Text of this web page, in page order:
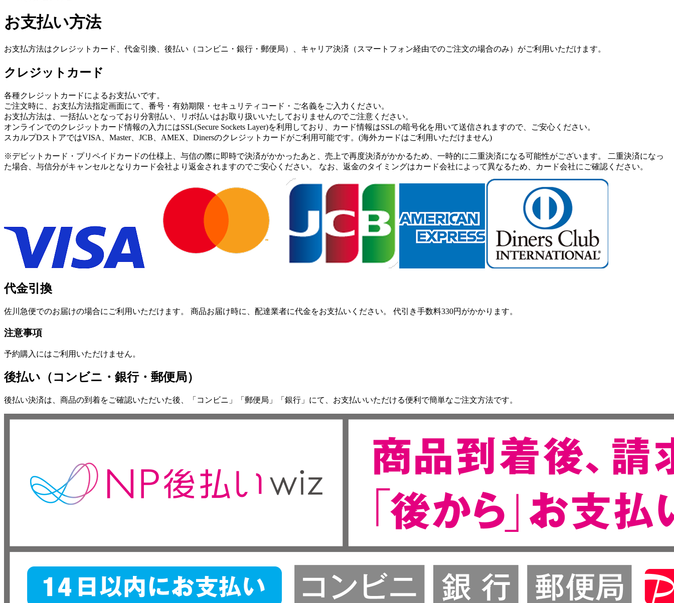
お支払い方法
お支払方法はクレジットカード、代金引換、後払い（コンビニ・銀行・郵便局）、キャリア決済（スマートフォン経由でのご注文の場合のみ）がご利用いただけます。
クレジットカード
各種クレジットカードによるお支払いです。
ご注文時に、お支払方法指定画面にて、番号・有効期限・セキュリティコード・ご名義をご入力ください。
お支払方法は、一括払いとなっており分割払い、リボ払いはお取り扱いいたしておりませんのでご注意ください。
オンラインでのクレジットカード情報の入力にはSSL(Secure Sockets Layer)を利用しており、カード情報はSSLの暗号化を用いて送信されますので、ご安心ください。
スカルプDストアではVISA、Master、JCB、AMEX、Dinersのクレジットカードがご利用可能です。(海外カードはご利用いただけません)
※デビットカード・プリペイドカードの仕様上、与信の際に即時で決済がかかったあと、売上で再度決済がかかるため、一時的に二重決済になる可能性がございます。 二重決済になっ
た場合、与信分がキャンセルとなりカード会社より返金されますのでご安心ください。 なお、返金のタイミングはカード会社によって異なるため、カード会社にご確認ください。
代金引換
佐川急便でのお届けの場合にご利用いただけます。 商品お届け時に、配達業者に代金をお支払いください。 代引き手数料330円がかかります。
注意事項
予約購入にはご利用いただけません。
後払い（コンビニ・銀行・郵便局）
後払い決済は、商品の到着をご確認いただいた後、「コンビニ」「郵便局」「銀行」にて、お支払いいただける便利で簡単なご注文方法です。